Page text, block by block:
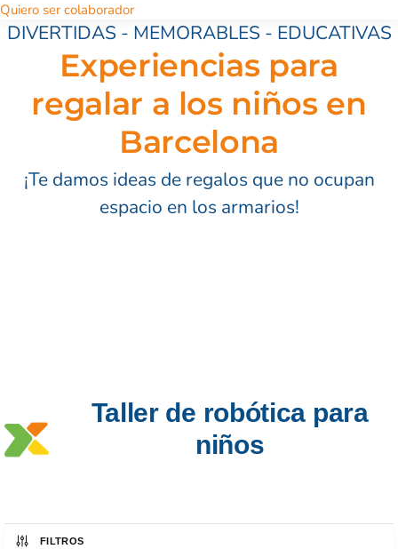
Quiero ser colaborador
DIVERTIDAS - MEMORABLES - EDUCATIVAS
Experiencias para
regalar a los niños en
Barcelona
¡Te damos ideas de regalos que no ocupan
espacio en los armarios!
Taller de robótica para
niños
FILTROS